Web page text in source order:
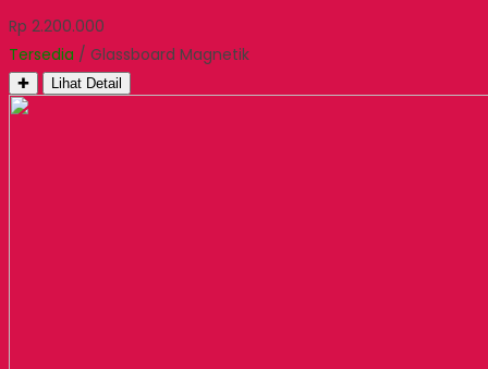
Rp 2.200.000
Tersedia / Glassboard Magnetik
✚ Lihat Detail